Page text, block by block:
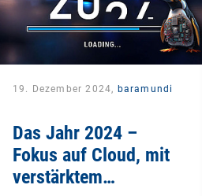
19. Dezember 2024, baramundi
Das Jahr 2024 –
Fokus auf Cloud, mit
verstärktem